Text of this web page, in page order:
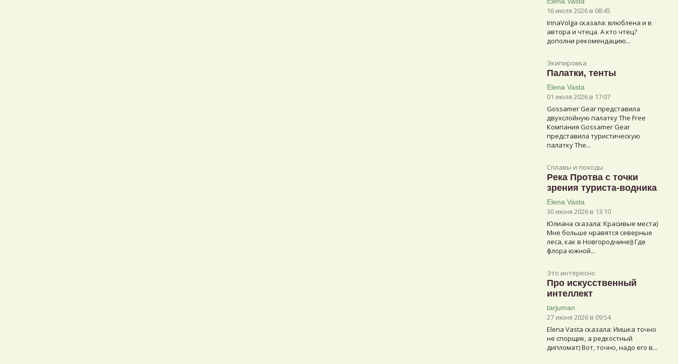
16 июля 2026 в 08:45
IrinaVolga сказалa: влюблена и в
автора и чтеца. А кто чтец?
дополни рекомендацию...
Экипировка
Палатки, тенты
Elena Vasta
01 июля 2026 в 17:07
Gossamer Gear представила
двухслойную палатку The Free
Компания Gossamer Gear
представила туристическую
палатку The...
Сплавы и походы
Река Протва с точки
зрения туриста-водника
Elena Vasta
30 июня 2026 в 13:10
Юлиана сказалa: Красивые места)
Мне больше нравятся северные
леса, как в Новгородчине)) Где
флора южной...
Это интересно
Про искусственный
интеллект
tarjuman
27 июня 2026 в 09:54
Elena Vasta сказалa: Иишка точно
не спорщик, а редкостный
дипломат) Вот, точно, надо его в...